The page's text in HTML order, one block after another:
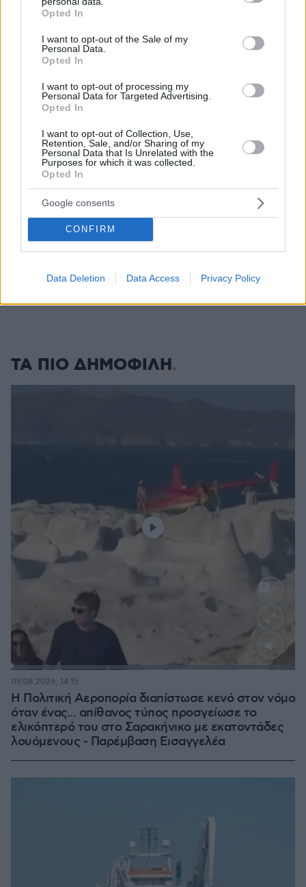
grant or deny consent to Google and its third-party tags to
use your data for below specified purposes in below Google
consent section.
Opted In
I want to opt-out of the Sale of my
Personal Data.
Opted In
I want to opt-out of processing my
Personal Data for Targeted Advertising.
Opted In
I want to opt-out of Collection, Use,
Retention, Sale, and/or Sharing of my
Personal Data that Is Unrelated with the
Purposes for which it was collected.
Opted In
Google consents
CONFIRM
Data Deletion Data Access Privacy Policy
Τραγωδία στη Νέα Υόρκη: Νεκροί βρέφος 5 μηνών και
27χρονη μετά από ανατροπή σκάφους κοντά στο Νησί
της Ελευθερίας, δείτε βίντεο
«Γκολάρα» ο Καρέτσας, ασίστ και κερδισμένο πέναλτι ο
Τζόλης, δείτε βίντεο
πριν 22 λεπτά
Δημοσκοπήσεις-«καμπανάκι» για τον Τραμπ: Χάνει
έδαφος σε οικονομία και εθνική ασφάλεια, εκεί που οι
Ρεπουμπλικανοί κυριαρχούσαν
Ελεύθερος ο ιδιοκτήτης του beach bar όπου πνίγηκε ο
4χρονος στην Πάρο
ΔΕΙΤΕ ΟΛΕΣ ΤΙΣ ΕΙΔΗΣΕΙΣ
ΤΑ ΠΙΟ ΔΗΜΟΦΙΛΗ
:
Η Πολιτική Αεροπορία διαπίστωσε κενό στον νόμο
όταν ένας... απίθανος τύπος προσγείωσε το
ελικόπτερό του στο Σαρακήνικο με εκατοντάδες
λουόμενους - Παρέμβαση Εισαγγελέα
09.08.2026, 14:15